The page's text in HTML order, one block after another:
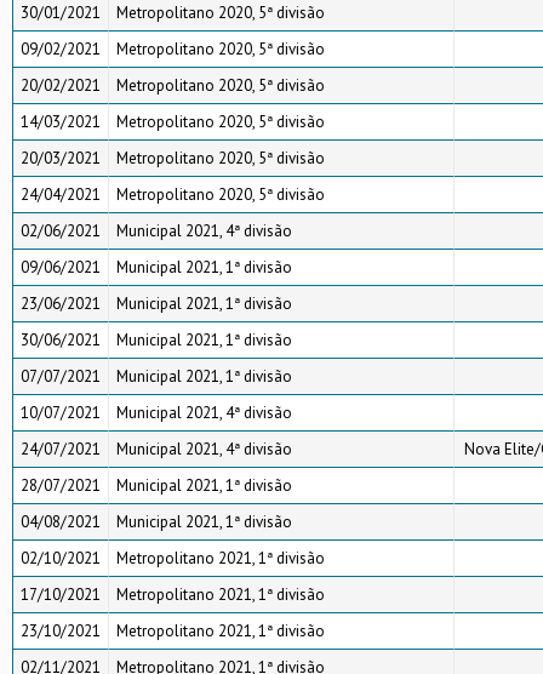
30/01/2021
Metropolitano 2020, 5ª divisão
09/02/2021
Metropolitano 2020, 5ª divisão
20/02/2021
Metropolitano 2020, 5ª divisão
14/03/2021
Metropolitano 2020, 5ª divisão
20/03/2021
Metropolitano 2020, 5ª divisão
24/04/2021
Metropolitano 2020, 5ª divisão
02/06/2021
Municipal 2021, 4ª divisão
09/06/2021
Municipal 2021, 1ª divisão
23/06/2021
Municipal 2021, 1ª divisão
30/06/2021
Municipal 2021, 1ª divisão
07/07/2021
Municipal 2021, 1ª divisão
10/07/2021
Municipal 2021, 4ª divisão
24/07/2021
Municipal 2021, 4ª divisão
Nova
28/07/2021
Municipal 2021, 1ª divisão
04/08/2021
Municipal 2021, 1ª divisão
02/10/2021
Metropolitano 2021, 1ª divisão
17/10/2021
Metropolitano 2021, 1ª divisão
23/10/2021
Metropolitano 2021, 1ª divisão
02/11/2021
Metropolitano 2021, 1ª divisão